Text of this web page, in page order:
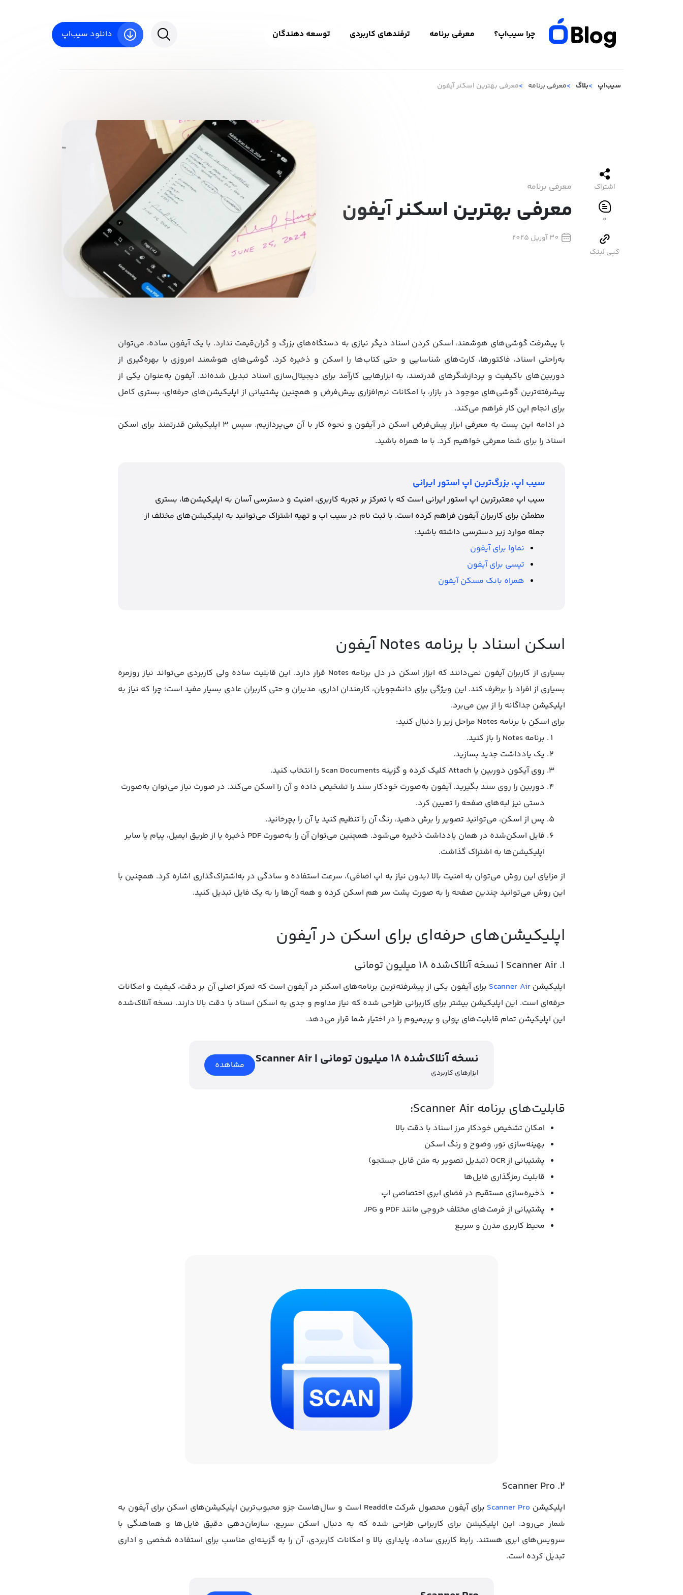
چرا سیب‌اپ؟ معرفی برنامه ترفندهای کاربردی توسعه دهندگان دانلود سیب‌اپ
سیب‌اپ بلاگ معرفی برنامه معرفی بهترین اسکنر آیفون
معرفی برنامه
معرفی بهترین اسکنر آیفون
30 آوریل 2025
اشتراک
۰
کپی لینک
با پیشرفت گوشی‌های هوشمند، اسکن کردن اسناد دیگر نیازی به دستگاه‌های بزرگ و گران‌قیمت ندارد. با یک آیفون ساده، می‌توان
به‌راحتی اسناد، فاکتورها، کارت‌های شناسایی و حتی کتاب‌ها را اسکن و ذخیره کرد. گوشی‌های هوشمند امروزی با بهره‌گیری از
دوربین‌های باکیفیت و پردازشگرهای قدرتمند، به ابزارهایی کارآمد برای دیجیتال‌سازی اسناد تبدیل شده‌اند.آیفون به‌عنوان یکی از
پیشرفته‌ترین گوشی‌های موجود در بازار، با امکانات نرم‌افزاری پیش‌فرض و همچنین پشتیبانی از اپلیکیشن‌های حرفه‌ای، بستری کامل
برای انجام این کار فراهم می‌کند.
در ادامه این پست به معرفی ابزار پیش‌فرض اسکن در آیفون و نحوه کار با آن می‌پردازیم. سپس ۳ اپلیکیشن قدرتمند برای اسکن
اسناد را برای شما معرفی خواهیم کرد. با ما همراه باشید.
سیب اپ، بزرگ‌ترین اپ استور ایرانی
سیب اپ معتبرترین اپ استور ایرانی است که با تمرکز بر تجربه کاربری، امنیت و دسترسی آسان به اپلیکیشن‌ها، بستری
مطمئن برای کاربران آیفون فراهم کرده است. با ثبت نام در سیب اپ و تهیه اشتراک می‌توانید به اپلیکیشن‌های مختلف از
جمله موارد زیر دسترسی داشته باشید:
نماوا برای آیفون
تپسی برای آیفون
همراه بانک مسکن آیفون
اسکن اسناد با برنامه Notes آیفون
بسیاری از کاربران آیفون نمی‌دانند که ابزار اسکن در دل برنامه Notes قرار دارد. این قابلیت ساده ولی کاربردی می‌تواند نیاز روزمره
بسیاری از افراد را برطرف کند. این ویژگی برای دانشجویان، کارمندان اداری، مدیران و حتی کاربران عادی بسیار مفید است؛ چرا که نیاز به
اپلیکیشن جداگانه را از بین می‌برد.
برای اسکن با برنامه Notes مراحل زیر را دنبال کنید:
برنامه Notes را باز کنید.
یک یادداشت جدید بسازید.
روی آیکون دوربین یا Attach کلیک کرده و گزینه Scan Documents را انتخاب کنید.
دوربین را روی سند بگیرید. آیفون به‌صورت خودکار سند را تشخیص داده و آن را اسکن می‌کند. در صورت نیاز می‌توان به‌صورت
دستی نیز لبه‌های صفحه را تعیین کرد.
پس از اسکن، می‌توانید تصویر را برش دهید، رنگ آن را تنظیم کنید یا آن را بچرخانید.
فایل اسکن‌شده در همان یادداشت ذخیره می‌شود. همچنین می‌توان آن را به‌صورت PDF ذخیره یا از طریق ایمیل، پیام یا سایر
اپلیکیشن‌ها به اشتراک گذاشت.
از مزایای این روش می‌توان به امنیت بالا (بدون نیاز به اپ اضافی)، سرعت استفاده و سادگی در به‌اشتراک‌گذاری اشاره کرد. همچنین با
این روش می‌توانید چندین صفحه را به صورت پشت سر هم اسکن کرده و همه آن‌ها را به یک فایل تبدیل کنید.
اپلیکیشن‌های حرفه‌ای برای اسکن در آیفون
۱. Scanner Air | نسخه آنلاک‌شده ۱۸ میلیون تومانی
اپلیکیشنScanner Air برای آیفون یکی از پیشرفته‌ترین برنامه‌های اسکنر در آیفون است که تمرکز اصلی آن بر دقت، کیفیت و امکانات
حرفه‌ای است. این اپلیکیشن بیشتر برای کاربرانی طراحی شده که نیاز مداوم و جدی به اسکن اسناد با دقت بالا دارند. نسخه آنلاک‌شده
این اپلیکیشن تمام قابلیت‌های پولی و پریمیوم را در اختیار شما قرار می‌دهد.
Scanner Air | نسخه آنلاک‌شده ۱۸ میلیون تومانی
ابزارهای کاربردی
مشاهده
قابلیت‌های برنامه Scanner Air:
امکان تشخیص خودکار مرز اسناد با دقت بالا
بهینه‌سازی نور، وضوح و رنگ اسکن
پشتیبانی از OCR (تبدیل تصویر به متن قابل جستجو)
قابلیت رمزگذاری فایل‌ها
ذخیره‌سازی مستقیم در فضای ابری اختصاصی اپ
پشتیبانی از فرمت‌های مختلف خروجی مانند PDF و JPG
محیط کاربری مدرن و سریع
۲. Scanner Pro
اپلیکیشن Scanner Pro
برای آیفون محصول شرکت Readdle است و سال‌هاست جزو محبوب‌ترین اپلیکیشن‌های اسکن برای آیفون به
شمار می‌رود. این اپلیکیشن برای کاربرانی طراحی شده که به دنبال اسکن سریع، سازمان‌دهی دقیق فایل‌ها و هماهنگی با
سرویس‌های ابری هستند. رابط کاربری ساده، پایداری بالا و امکانات کاربردی، آن را به گزینه‌ای مناسب برای استفاده شخصی و اداری
تبدیل کرده است.